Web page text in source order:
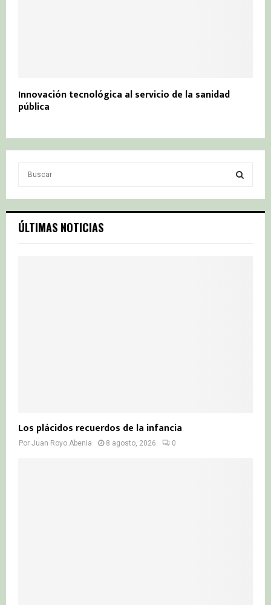
Innovación tecnológica al servicio de la sanidad
pública
c
h
S
ÚLTIMAS NOTICIAS
Los plácidos recuerdos de la infancia
Por Juan Royo Abenia 8 agosto, 2026 0